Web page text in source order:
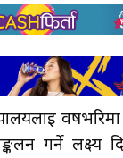
गर्ने लक्ष्य